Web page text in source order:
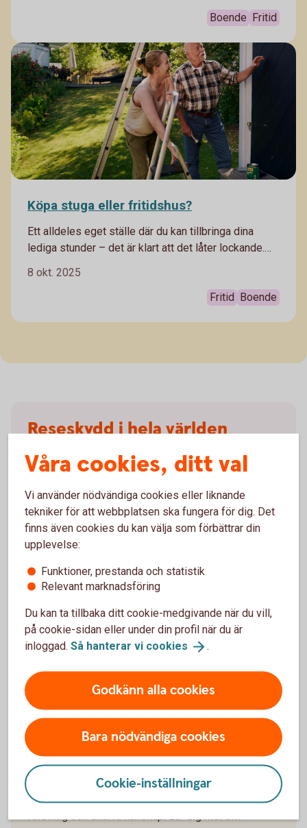
Boende Fritid
Köpa stuga eller fritidshus?
Ett alldeles eget ställe där du kan tillbringa dina
lediga stunder – det är klart att det låter lockande.
köper stuga? Vi guidar dig i stugdjungeln!
8 okt. 2025
Fritid Boende
Reseskydd i hela världen
Det är viktigt att ha ett bra skydd när du reser. Skaffa
hemförsäkring och få ett bra reseskydd redan idag!
Reseförsäkring – reseskydd i helavärlden
För din
säkerhet.
Skydda dig mot bedrägerier
Bedrägerier via sms och mejl, på nätet, telefon och
sociala medier är vanliga. För att undvika bedrägerier
och stoppa bedragarna är det viktigt att vara
Våra cookies, ditt val
Vi använder nödvändiga cookies eller liknande
tekniker för att webbplatsen ska fungera för dig. Det
finns även cookies du kan välja som förbättrar din
upplevelse:
Funktioner, prestanda och statistik
Relevant marknadsföring
Du kan ta tillbaka ditt cookie-medgivande när du vill,
på cookie-sidan eller under din profil när du är
inloggad. Så hanterar vi cookies .
Godkänn alla cookies
Bara nödvändiga cookies
Cookie-inställningar